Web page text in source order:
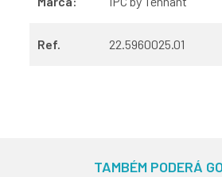
Ref. 22.5960025.01
TAMBÉM PODERÁ